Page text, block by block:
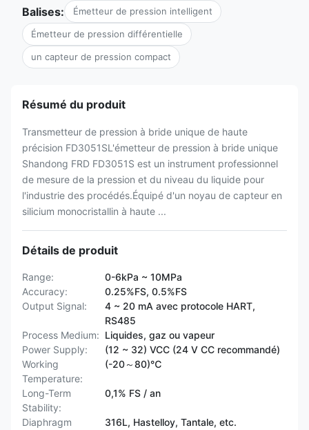
Balises: Émetteur de pression intelligent
Émetteur de pression différentielle
un capteur de pression compact
Résumé du produit
Transmetteur de pression à bride unique de haute
précision FD3051SL'émetteur de pression à bride unique
Shandong FRD FD3051S est un instrument professionnel
de mesure de la pression et du niveau du liquide pour
l'industrie des procédés.Équipé d'un noyau de capteur en
silicium monocristallin à haute ...
Détails de produit
Range:
0-6kPa ~ 10MPa
Accuracy:
0.25%FS, 0.5%FS
Output Signal:
4 ~ 20 mA avec protocole HART,
RS485
Process Medium: Liquides, gaz ou vapeur
Power Supply:
(12 ~ 32) VCC (24 V CC recommandé)
Working
Temperature:
(-20～80)℃
Long-Term
Stability:
0,1% FS / an
Diaphragm
316L, Hastelloy, Tantale, etc.